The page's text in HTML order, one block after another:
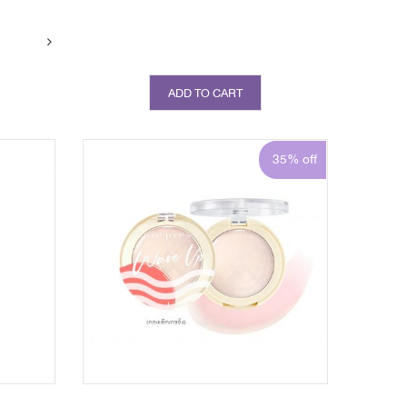
ADD TO CART
35% off